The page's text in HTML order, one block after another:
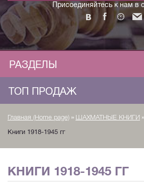
Присоединяйтесь к нам в
РАЗДЕЛЫ
ТОП ПРОДАЖ
Главная (Home page) » ШАХМАТНЫЕ КНИГИ »
Книги 1918-1945 гг
КНИГИ 1918-1945 ГГ